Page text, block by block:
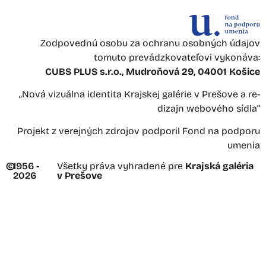
Zodpovednú osobu za ochranu osobných údajov
tomuto prevádzkovateľovi vykonáva:
CUBS PLUS s.r.o., Mudroňová 29, 04001 Košice
„Nová vizuálna identita Krajskej galérie v Prešove a re-
dizajn webového sídla“
Projekt z verejných zdrojov podporil Fond na podporu
umenia
©1956 -
2026
Všetky práva vyhradené pre Krajská galéria
v Prešove